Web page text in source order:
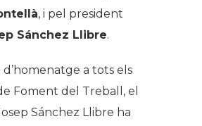
, i pel president
Sánchez Llibre.
a tots els
Foment del Treball, el
Sánchez Llibre ha